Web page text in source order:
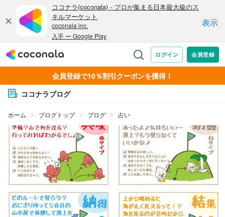
会員登録で10％割引クーポンを獲得！
ココナラブログ
ホーム ブログトップ ブログ 占い